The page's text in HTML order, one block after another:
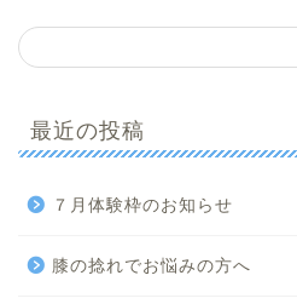
最近の投稿
７月体験枠のお知らせ
膝の捻れでお悩みの方へ